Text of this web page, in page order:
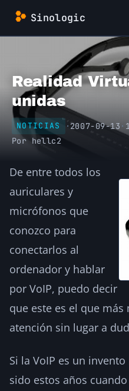
Saltar
contenido
Sinologic
Realidad
unidas
NOTICIAS · 2007-09-13 ·
Por hellc2
De entre todos los
auriculares y
micrófonos que
conozco para
conectarlos al
ordenador y hablar
por VoIP, puedo decir
que este es el que
atención sin lugar a
Si la VoIP es un
sido estos años